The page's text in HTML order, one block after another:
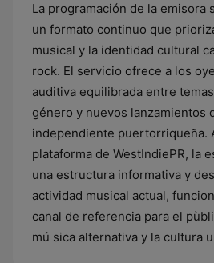
La programación de la emisora
un formato continuo que
musical y la identidad cultural
rock. El servicio ofrece a los
auditiva equilibrada entre
género y nuevos lanzamientos
independiente puertorriqueña.
plataforma de WestIndiePR, la
una estructura informativa y
actividad musical actual,
canal de referencia para el
mú sica alternativa y la cultura